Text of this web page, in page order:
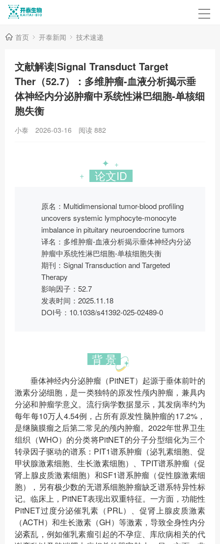
首页 开泰新闻 技术速递
文献解读|Signal Transduct Target
Ther（52.7）：多维肿瘤-血液分析揭示垂
体神经内分泌肿瘤中系统性淋巴细胞-单核细
胞失衡
小泰 2026-03-16 阅读 882
✦ +
+ 论文ID
原名：Multidimensional tumor-blood profiling
uncovers systemic lymphocyte-monocyte
imbalance in pituitary neuroendocrine tumors
译名：多维肿瘤-血液分析揭示垂体神经内分泌
肿瘤中系统性淋巴细胞-单核细胞失衡
期刊：Signal Transduction and Targeted
Therapy
影响因子：52.7
发表时间：2025.11.18
DOI号：10.1038/s41392-025-02489-0
背 景
垂体神经内分泌肿瘤（PitNET）起源于垂体前叶的
激素分泌细胞，是一类独特的原发性颅内肿瘤，兼具内
分泌和肿瘤学意义。流行病学数据显示，其发病率约为
每年每10万人4.54例，占所有原发性脑肿瘤的17.2%，
是继脑膜瘤之后第二常见的颅内肿瘤。2022年世界卫生
组织（WHO）的分类将PitNET的分子分型细化为三个
转录因子驱动的谱系：PIT1谱系肿瘤（泌乳素细胞、促
甲状腺激素细胞、生长激素细胞）、TPIT谱系肿瘤（促
肾上腺皮质激素细胞）和SF1谱系肿瘤（促性腺激素细
胞），另有极少数的无谱系细胞肿瘤缺乏谱系特异性标
记。临床上，PitNET表现出双重特征。一方面，功能性
PitNET过度分泌催乳素（PRL）、促肾上腺皮质激素
（ACTH）和生长激素（GH）等激素，导致全身性内分
泌紊乱，例如催乳素瘤引起的不孕症、库欣病相关的代